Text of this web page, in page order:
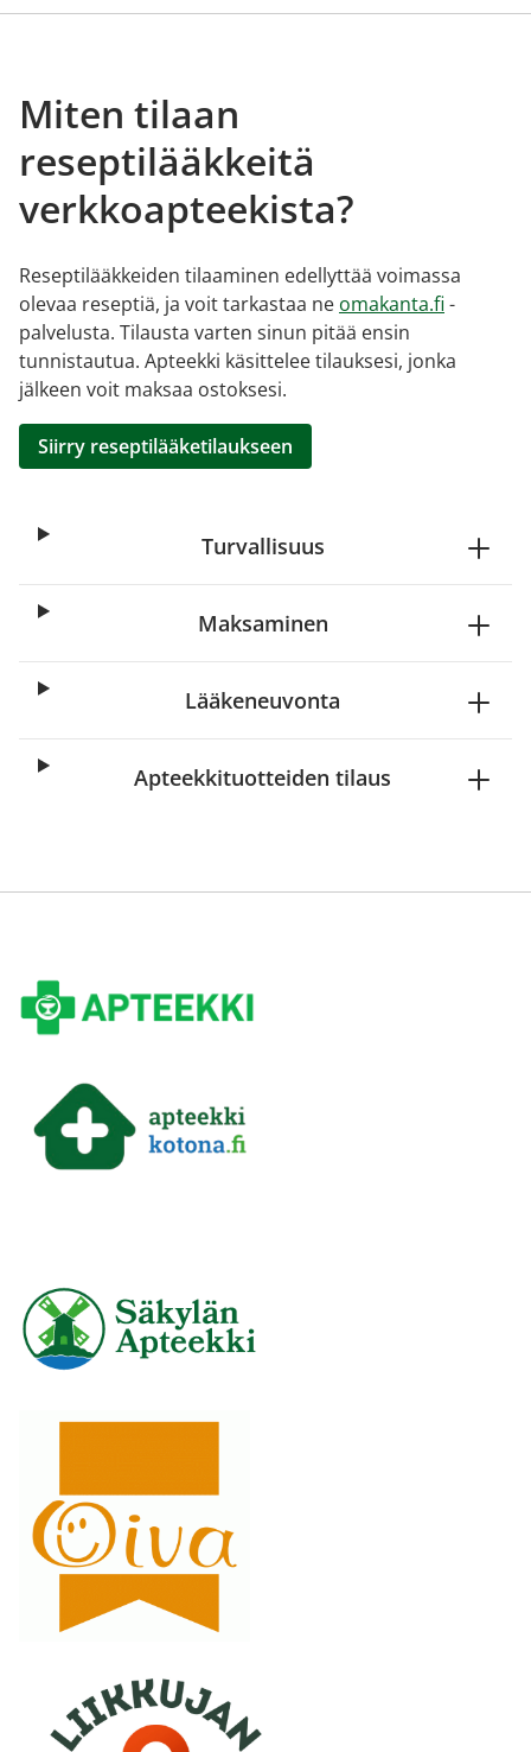
Miten tilaan
reseptilääkkeitä
verkkoapteekista?
Reseptilääkkeiden tilaaminen edellyttää voimassa
olevaa reseptiä, ja voit tarkastaa ne omakanta.fi -
palvelusta. Tilausta varten sinun pitää ensin
tunnistautua. Apteekki käsittelee tilauksesi, jonka
jälkeen voit maksaa ostoksesi.
Siirry reseptilääketilaukseen
Turvallisuus
Maksaminen
Lääkeneuvonta
Apteekkituotteiden tilaus